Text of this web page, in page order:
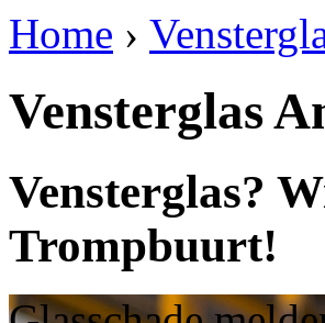
Home ›
Vensterglas
Vensterglas?
Trompbuurt!